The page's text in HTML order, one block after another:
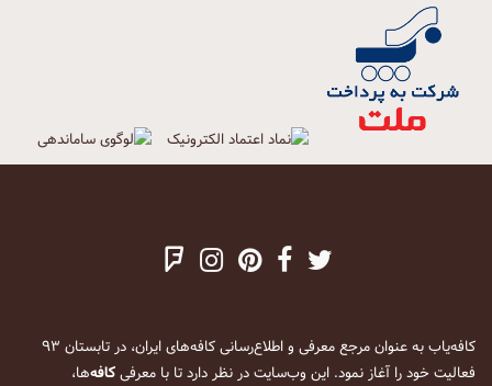
کافه‌یاب به عنوان مرجع معرفی و اطلاع‌رسانی کافه‌های ایران، در تابستان ۹۳
فعالیت خود را آغاز نمود. این وب‌سایت در نظر دارد تا با معرفیکافه‌ها،